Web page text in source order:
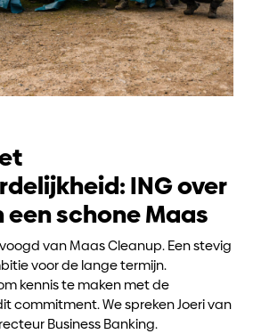
ING over
schone Maas
van Maas Cleanup. Een stevig
voor de lange termijn.
kennis te maken met de
commitment. We spreken Joeri van
Business Banking.